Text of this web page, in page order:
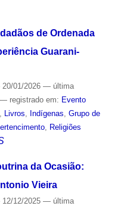
de Ordenada
Guarani-
20/01/2026 — última
— registrado em: Evento
Livros, Indígenas, Grupo de
, Religiões
da Ocasião:
Vieira
12/12/2025 — última